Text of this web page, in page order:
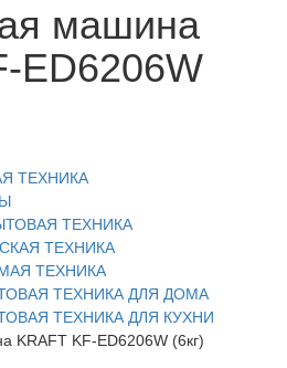
машина
ED6206W
ТЕХНИКА
ТЕХНИКА
ТЕХНИКА
ТЕХНИКА
ТЕХНИКА ДЛЯ ДОМА
ТЕХНИКА ДЛЯ КУХНИ
KRAFT KF-ED6206W (6кг)